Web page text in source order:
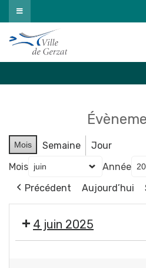
Passer
au
contenu
Mois Semaine
Jour
Mois
Année
Précédent
Aujourd’hui
4 juin 2025